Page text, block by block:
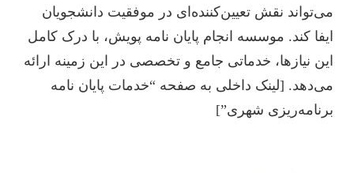
می‌تواند نقش تعیین‌کننده‌ای در موفقیت دانشجویان
ایفا کند. موسسه انجام پایان نامه پویش، با درک کامل
این نیازها، خدماتی جامع و تخصصی در این زمینه ارائه
می‌دهد. [لینک داخلی به صفحه “خدمات پایان نامه
برنامه‌ریزی شهری”]